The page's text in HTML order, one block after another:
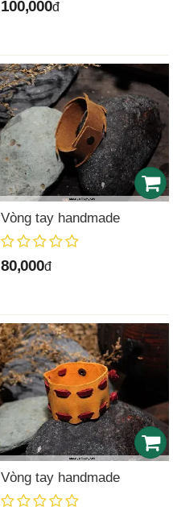
100,000đ
Vòng tay handmade
80,000đ
Vòng tay handmade